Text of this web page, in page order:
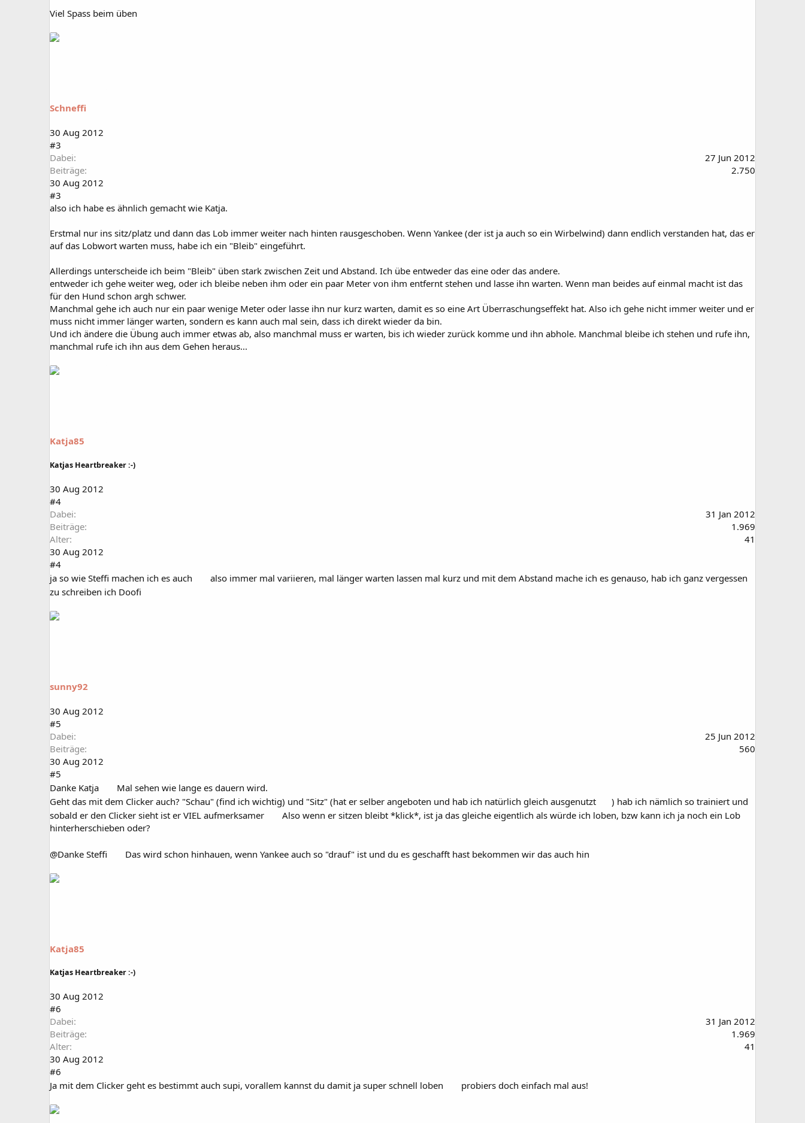
Viel Spass beim üben
Schneffi
30 Aug 2012
#3
Dabei
27 Jun 2012
Beiträge
2.750
30 Aug 2012
#3
also ich habe es ähnlich gemacht wie Katja.
Erstmal nur ins sitz/platz und dann das Lob immer weiter nach hinten rausgeschoben. Wenn Yankee (der ist ja auch so ein Wirbelwind) dann endlich verstanden hat, das er
auf das Lobwort warten muss, habe ich ein "Bleib" eingeführt.
Allerdings unterscheide ich beim "Bleib" üben stark zwischen Zeit und Abstand. Ich übe entweder das eine oder das andere.
entweder ich gehe weiter weg, oder ich bleibe neben ihm oder ein paar Meter von ihm entfernt stehen und lasse ihn warten. Wenn man beides auf einmal macht ist das
für den Hund schon argh schwer.
Manchmal gehe ich auch nur ein paar wenige Meter oder lasse ihn nur kurz warten, damit es so eine Art Überraschungseffekt hat. Also ich gehe nicht immer weiter und er
muss nicht immer länger warten, sondern es kann auch mal sein, dass ich direkt wieder da bin.
Und ich ändere die Übung auch immer etwas ab, also manchmal muss er warten, bis ich wieder zurück komme und ihn abhole. Manchmal bleibe ich stehen und rufe ihn,
manchmal rufe ich ihn aus dem Gehen heraus...
Katja85
Katjas Heartbreaker :-)
30 Aug 2012
#4
Dabei
31 Jan 2012
Beiträge
1.969
Alter
41
30 Aug 2012
#4
ja so wie Steffi machen ich es auch
also immer mal variieren, mal länger warten lassen mal kurz und mit dem Abstand mache ich es genauso, hab ich ganz vergessen
zu schreiben ich Doofi
sunny92
30 Aug 2012
#5
Dabei
25 Jun 2012
Beiträge
560
30 Aug 2012
#5
Danke Katja
Mal sehen wie lange es dauern wird.
Geht das mit dem Clicker auch? "Schau" (find ich wichtig) und "Sitz" (hat er selber angeboten und hab ich natürlich gleich ausgenutzt
) hab ich nämlich so trainiert und
sobald er den Clicker sieht ist er VIEL aufmerksamer
Also wenn er sitzen bleibt *klick*, ist ja das gleiche eigentlich als würde ich loben, bzw kann ich ja noch ein Lob
hinterherschieben oder?
@Danke Steffi Das wird schon hinhauen, wenn Yankee auch so "drauf" ist und du es geschafft hast bekommen wir das auch hin
Katja85
Katjas Heartbreaker :-)
30 Aug 2012
#6
Dabei
31 Jan 2012
Beiträge
1.969
Alter
41
30 Aug 2012
#6
Ja mit dem Clicker geht es bestimmt auch supi, vorallem kannst du damit ja super schnell loben
probiers doch einfach mal aus!